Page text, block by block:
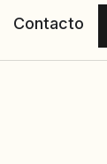
Contacto